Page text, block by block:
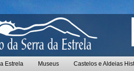
Estrela Museus Castelos e Aldeias